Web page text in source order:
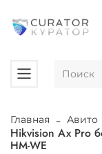
Главная Авито
Hikvision Ax Pro
HM-WE